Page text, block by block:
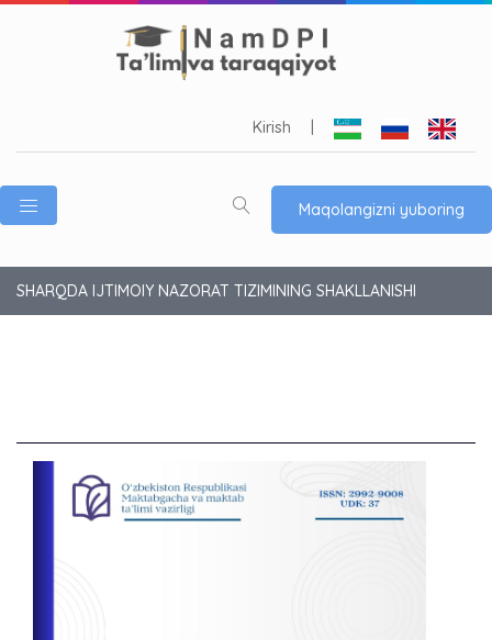
Kirish
Maqolangizni yuboring
SHARQDA IJTIMOIY NAZORAT TIZIMINING SHAKLLANISHI